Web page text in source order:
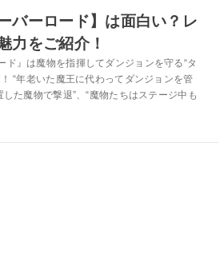
バーロード】は面白い？レ
力をご紹介！
ド』は魔物を指揮してダンジョンを守る“タ
“年老いた魔王に代わってダンジョンを管
した魔物で撃退”、“魔物たちはステージ中も